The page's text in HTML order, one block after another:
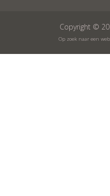
Copyright ©
Op zoek naar een